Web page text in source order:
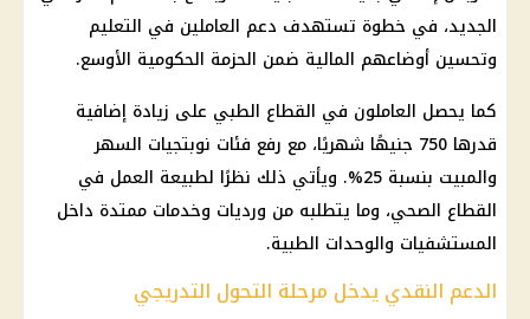
الجديد، في خطوة تستهدف دعم العاملين في التعليم
وتحسين أوضاعهم المالية ضمن الحزمة الحكومية الأوسع.
كما يحصل العاملون في القطاع الطبي على زيادة إضافية
قدرها 750 جنيهًا شهريًا، مع رفع فئات نوبتجيات السهر
والمبيت بنسبة 25%. ويأتي ذلك نظرًا لطبيعة العمل في
القطاع الصحي، وما يتطلبه من ورديات وخدمات ممتدة داخل
المستشفيات والوحدات الطبية.
الدعم النقدي يدخل مرحلة التحول التدريجي